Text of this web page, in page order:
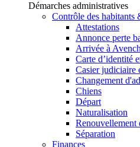
Démarches administratives
Contrôle des habitants
Attestations
Annonce perte
Arrivée à
Carte d’identité
Casier judiciaire
Changement
Chiens
Départ
Naturalisation
Renouvellement
Séparation
Finances